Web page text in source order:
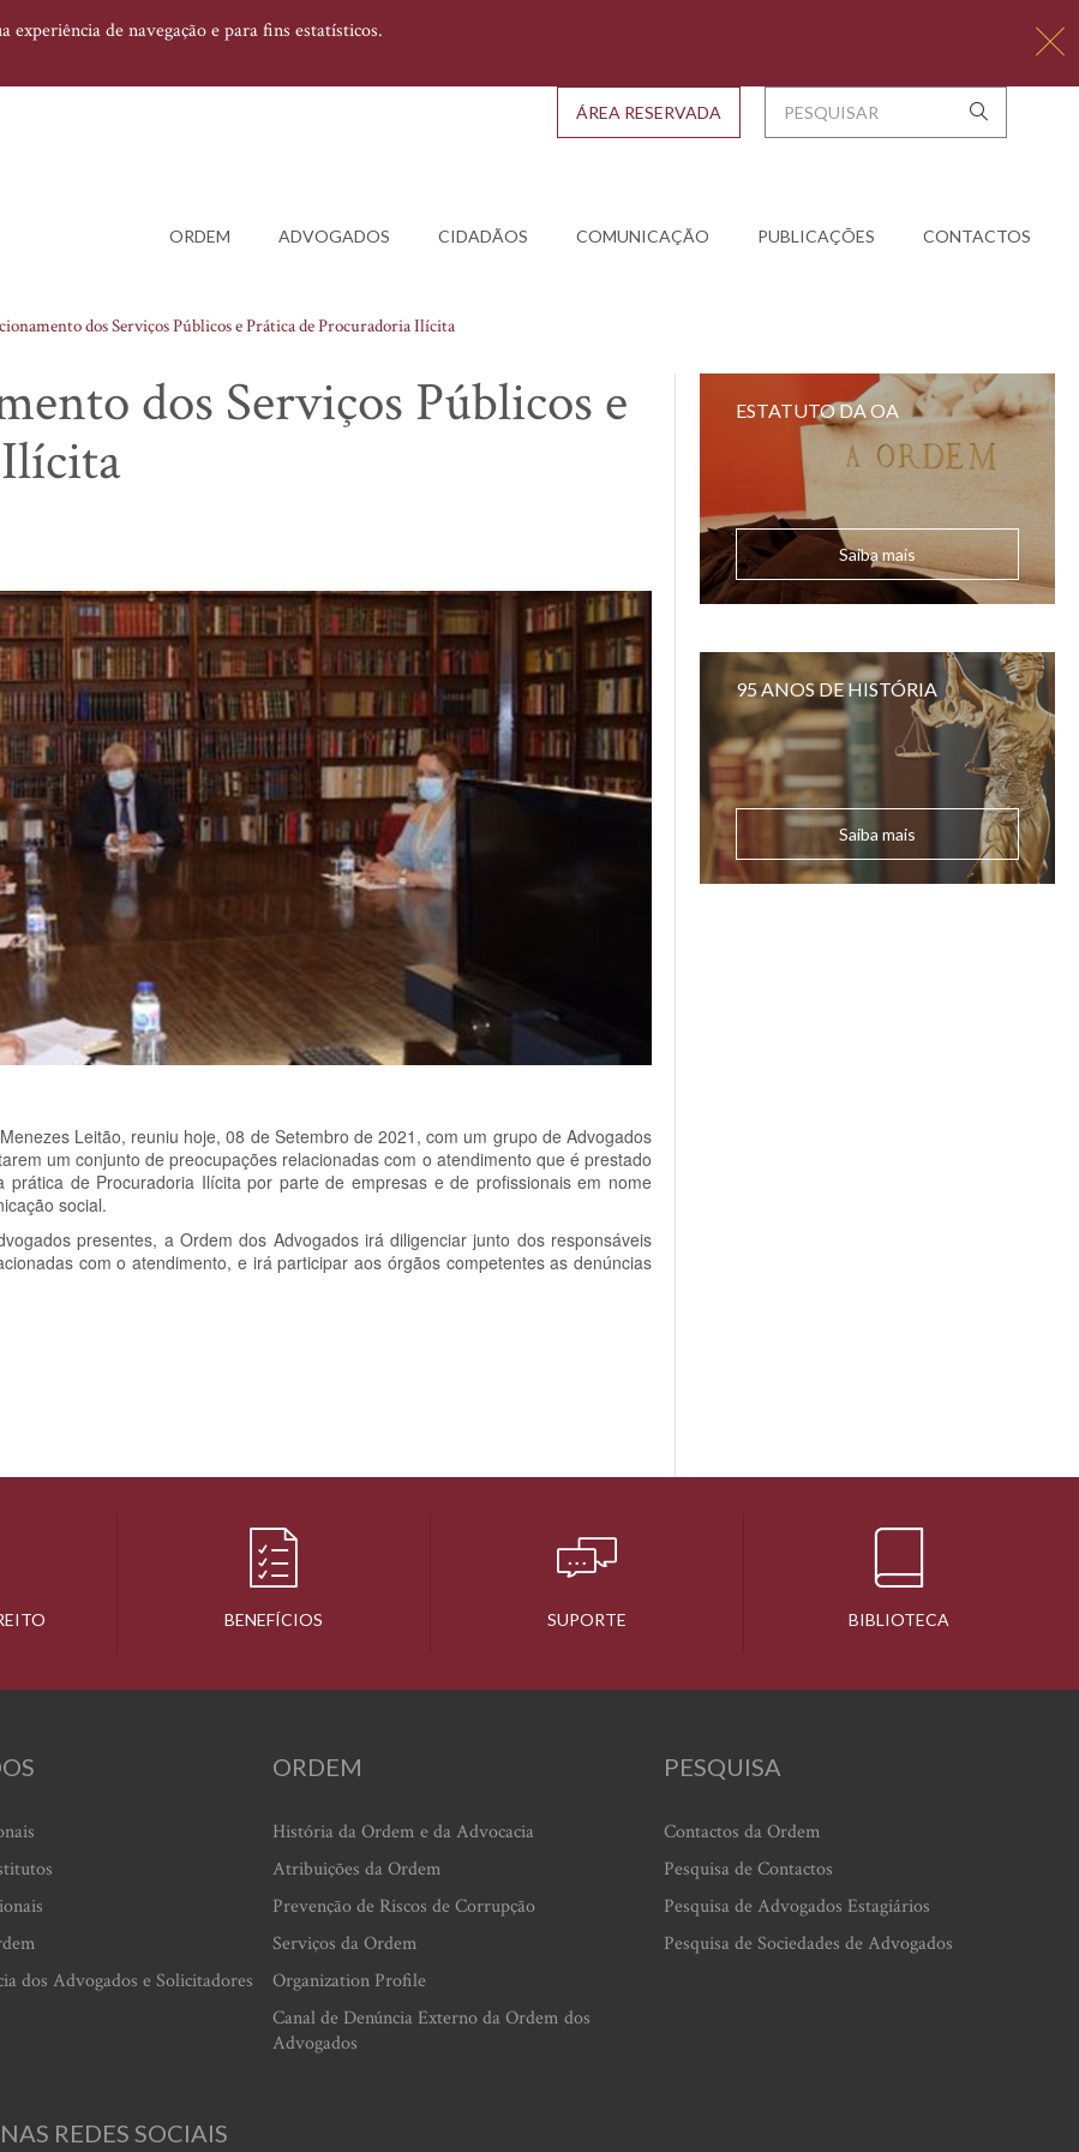
de navegação e para fins estatísticos.
ORDEM ADVOGADOS CIDADÃOS COMUNICAÇÃO PUBLICAÇÕES CONTACTOS
ÁREA RESERVADA
dos Serviços Públicos e Prática de Procuradoria Ilícita
dos Serviços Públicos e
Leitão, reuniu hoje, 08 de Setembro de 2021, com um grupo de Advogados
um conjunto de preocupações relacionadas com o atendimento que é prestado
de Procuradoria Ilícita por parte de empresas e de profissionais em nome
social.
presentes, a Ordem dos Advogados irá diligenciar junto dos responsáveis
com o atendimento, e irá participar aos órgãos competentes as denúncias
ESTATUTO DA OA
Saiba mais
95 ANOS DE HISTÓRIA
Saiba mais
BENEFÍCIOS SUPORTE BIBLIOTECA
dos Advogados e Solicitadores
ORDEM
História da Ordem e da Advocacia
Atribuições da Ordem
Prevenção de Riscos de Corrupção
Serviços da Ordem
Organization Profile
Canal de Denúncia Externo da Ordem dos
Advogados
PESQUISA
Contactos da Ordem
Pesquisa de Contactos
Pesquisa de Advogados Estagiários
Pesquisa de Sociedades de Advogados
REDES SOCIAIS